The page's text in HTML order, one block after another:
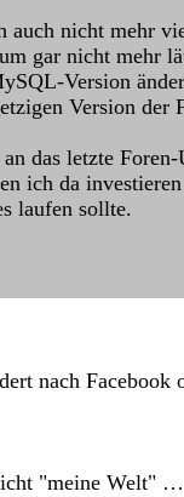
auch nicht mehr
gar nicht mehr
Version
Version der
das letzte
ich da
laufen sollte.
nach Facebook
"meine Welt" …